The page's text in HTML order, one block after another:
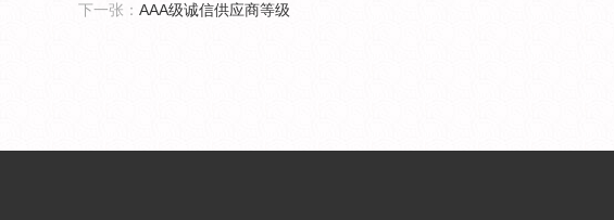
下一张： AAA级诚信供应商等级